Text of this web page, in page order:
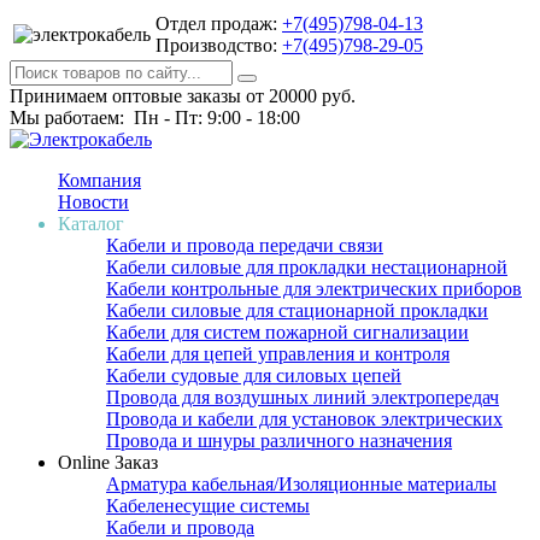
Отдел продаж: +7(495)798-04-13
Производство: +7(495)798-29-05
Принимаем оптовые заказы от 20000 руб.
Мы работаем: Пн - Пт: 9:00 - 18:00
Компания
Новости
Каталог
Кабели и провода передачи связи
Кабели силовые для прокладки нестационарной
Кабели контрольные для электрических приборов
Кабели силовые для стационарной прокладки
Кабели для систем пожарной сигнализации
Кабели для цепей управления и контроля
Кабели судовые для силовых цепей
Провода для воздушных линий электропередач
Провода и кабели для установок электрических
Провода и шнуры различного назначения
Online Заказ
Арматура кабельная/Изоляционные материалы
Кабеленесущие системы
Кабели и провода